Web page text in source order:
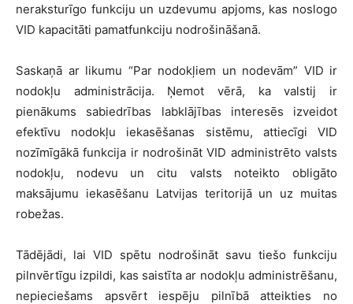
neraksturīgo funkciju un uzdevumu apjoms, kas noslogo
VID kapacitāti pamatfunkciju nodrošināšanā.
Saskaņā ar likumu “Par nodokļiem un nodevām” VID ir
nodokļu administrācija. Ņemot vērā, ka valstij ir
pienākums sabiedrības labklājības interesēs izveidot
efektīvu nodokļu iekasēšanas sistēmu, attiecīgi VID
nozīmīgākā funkcija ir nodrošināt VID administrēto valsts
nodokļu, nodevu un citu valsts noteikto obligāto
maksājumu iekasēšanu Latvijas teritorijā un uz muitas
robežas.
Tādējādi, lai VID spētu nodrošināt savu tiešo funkciju
pilnvērtīgu izpildi, kas saistīta ar nodokļu administrēšanu,
nepieciešams apsvērt iespēju pilnībā atteikties no